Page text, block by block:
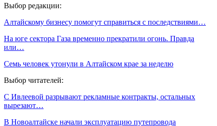
Выбор редакции:
Алтайскому бизнесу помогут справиться с последствиями…
На юге сектора Газа временно прекратили огонь. Правда
или…
Семь человек утонули в Алтайском крае за неделю
Выбор читателей:
С Ивлеевой разрывают рекламные контракты, остальных
вырезают…
В Новоалтайске начали эксплуатацию путепровода